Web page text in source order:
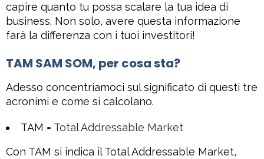
capire quanto tu possa scalare la tua idea di
business. Non solo, avere questa informazione
farà la differenza con i tuoi investitori!
TAM SAM SOM, per cosa sta?
Adesso concentriamoci sul significato di questi tre
acronimi e come si calcolano.
TAM = Total Addressable Market
Con TAM si indica il Total Addressable Market,